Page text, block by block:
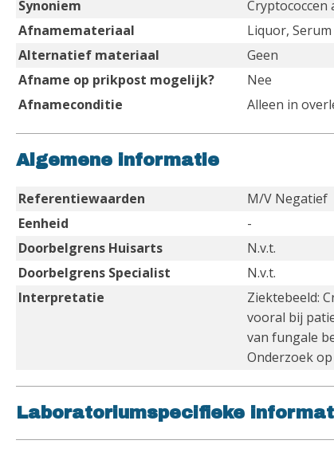
Synoniem Cryptococcen
Afnamemateriaal
Liquor, Serum
Alternatief materiaal
Geen
Afname op prikpost mogelijk?
Nee
Afnameconditie
Alleen in
Algemene informatie
Referentiewaarden M/V Negatief
Eenheid
-
Doorbelgrens Huisarts
N.v.t.
Doorbelgrens Specialist
N.v.t.
Interpretatie
Ziektebeeld:
vooral bij
van fungale
Onderzoek
Laboratoriumspecifieke